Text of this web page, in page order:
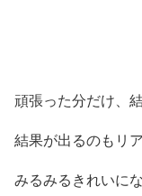
頑張った分だけ、
結果が出るのもリ
みるみるきれいに